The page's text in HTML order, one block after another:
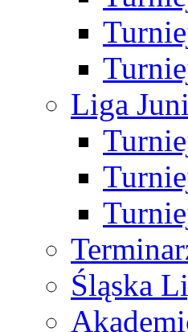
Liga
Śląska